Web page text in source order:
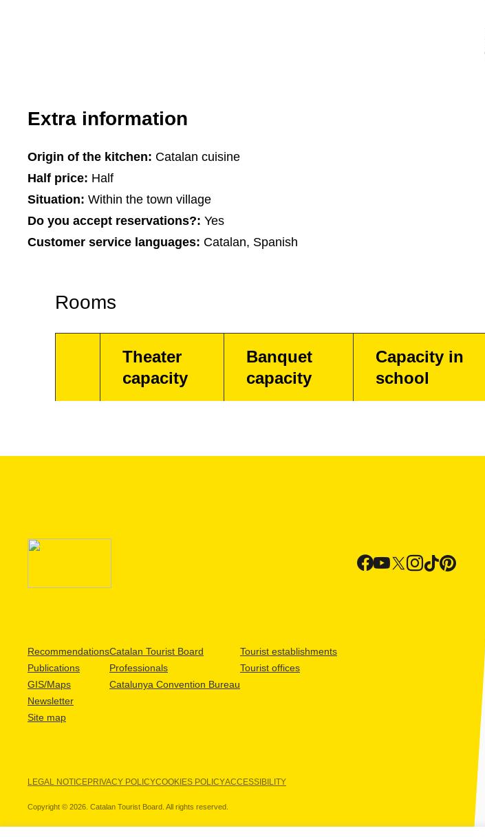
Extra information
Origin of the kitchen: Catalan cuisine
Half price: Half
Situation: Within the town village
Do you accept reservations?: Yes
Customer service languages: Catalan, Spanish
Rooms
Theater
capacity
Banquet
capacity
Capacity in
school
Recommendations
Publications
GIS/Maps
Newsletter
Site map
Catalan Tourist Board
Professionals
Catalunya Convention Bureau
Tourist establishments
Tourist offices
LEGAL NOTICEPRIVACY POLICYCOOKIES POLICYACCESSIBILITY
Copyright © 2026. Catalan Tourist Board. All rights reserved.